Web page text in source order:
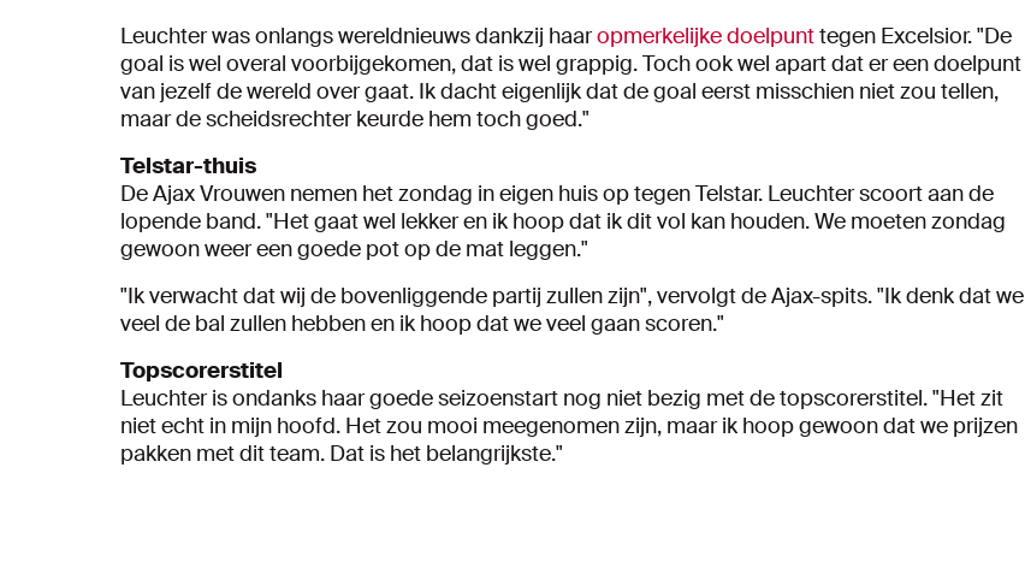
Leuchter was onlangs wereldnieuws dankzij haaropmerkelijke doelpunttegen Excelsior. "De
goal is wel overal voorbijgekomen, dat is wel grappig. Toch ook wel apart dat er een doelpunt
van jezelf de wereld over gaat. Ik dacht eigenlijk dat de goal eerst misschien niet zou tellen,
maar de scheidsrechter keurde hem toch goed."
Telstar-thuis
De Ajax Vrouwen nemen het zondag in eigen huis op tegen Telstar. Leuchter scoort aan de
lopende band. "Het gaat wel lekker en ik hoop dat ik dit vol kan houden. We moeten zondag
gewoon weer een goede pot op de mat leggen."
"Ik verwacht dat wij de bovenliggende partij zullen zijn", vervolgt de Ajax-spits. "Ik denk dat we
veel de bal zullen hebben en ik hoop dat we veel gaan scoren."
Topscorerstitel
Leuchter is ondanks haar goede seizoenstart nog niet bezig met de topscorerstitel. "Het zit
niet echt in mijn hoofd. Het zou mooi meegenomen zijn, maar ik hoop gewoon dat we prijzen
pakken met dit team. Dat is het belangrijkste."